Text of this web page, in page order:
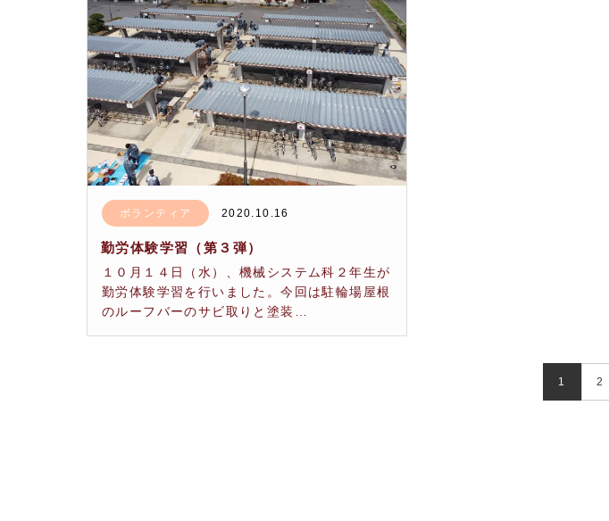
ボランティア 2020.10.16
勤労体験学習（第３弾）
１０月１４日（水）、機械システム科２年生が
勤労体験学習を行いました。今回は駐輪場屋根
のルーフバーのサビ取りと塗装…
1 2